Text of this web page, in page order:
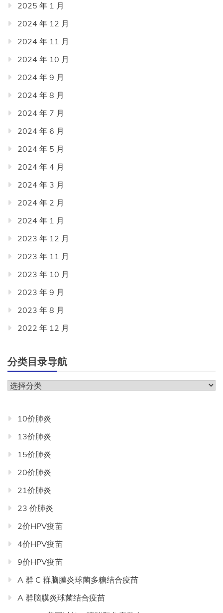
2025 年 1 月
2024 年 12 月
2024 年 11 月
2024 年 10 月
2024 年 9 月
2024 年 8 月
2024 年 7 月
2024 年 6 月
2024 年 5 月
2024 年 4 月
2024 年 3 月
2024 年 2 月
2024 年 1 月
2023 年 12 月
2023 年 11 月
2023 年 10 月
2023 年 9 月
2023 年 8 月
2022 年 12 月
分类目录导航
分
导
航
10价肺炎
13价肺炎
15价肺炎
20价肺炎
21价肺炎
23 价肺炎
2价HPV疫苗
4价HPV疫苗
9价HPV疫苗
A 群 C 群脑膜炎球菌多糖结合疫苗
A 群脑膜炎球菌结合疫苗